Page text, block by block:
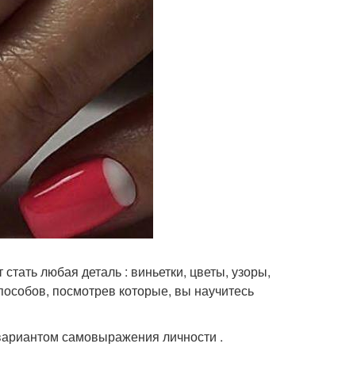
любая деталь : виньетки, цветы, узоры,
посмотрев которые, вы научитесь
самовыражения личности .